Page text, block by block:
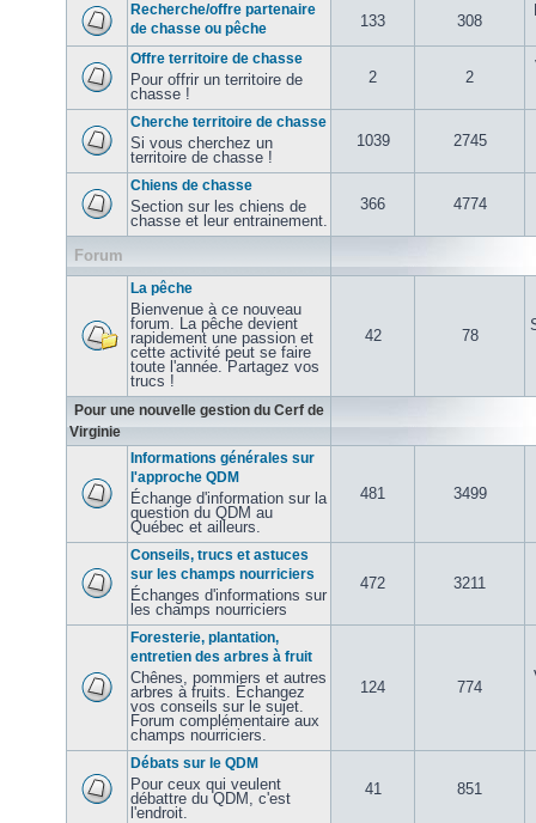
Recherche/offre partenaire
de chasse ou pêche
133 308
Offre territoire de chasse
Pour offrir un territoire de
chasse !
2 2
Cherche territoire de chasse
Si vous cherchez un
territoire de chasse !
1039 2745
Chiens de chasse
Section sur les chiens de
chasse et leur entrainement.
366 4774
Forum
La pêche
Bienvenue à ce nouveau
forum. La pêche devient
rapidement une passion et
cette activité peut se faire
toute l'année. Partagez vos
trucs !
42 78
Pour une nouvelle gestion du Cerf de
Virginie
Informations générales sur
l'approche QDM
Échange d'information sur la
question du QDM au
Québec et ailleurs.
481 3499
Conseils, trucs et astuces
sur les champs nourriciers
Échanges d'informations sur
les champs nourriciers
472 3211
Foresterie, plantation,
entretien des arbres à fruit
Chênes, pommiers et autres
arbres à fruits. Échangez
vos conseils sur le sujet.
Forum complémentaire aux
champs nourriciers.
124 774
Débats sur le QDM
Pour ceux qui veulent
débattre du QDM, c'est
l'endroit.
41 851